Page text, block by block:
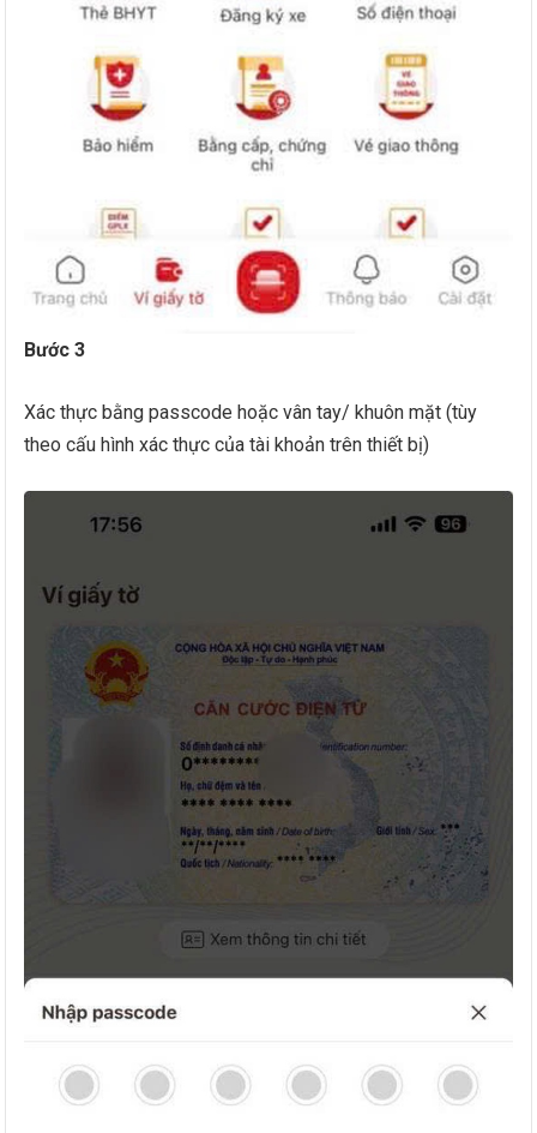
Bước 3
Xác thực bằng passcode hoặc vân tay/ khuôn mặt (tùy
theo cấu hình xác thực của tài khoản trên thiết bị)